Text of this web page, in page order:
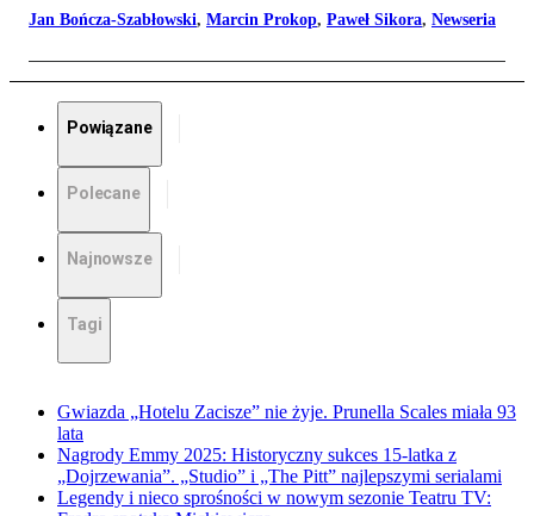
Jan Bończa-Szabłowski, Marcin Prokop, Paweł Sikora, Newseria
Powiązane
Polecane
Najnowsze
Tagi
Gwiazda „Hotelu Zacisze” nie żyje. Prunella Scales miała 93
lata
Nagrody Emmy 2025: Historyczny sukces 15-latka z
„Dojrzewania”. „Studio” i „The Pitt” najlepszymi serialami
Legendy i nieco sprośności w nowym sezonie Teatru TV: